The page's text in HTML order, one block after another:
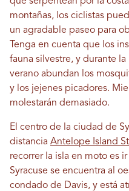
montañas, los ciclistas
un agradable paseo para
Tenga en cuenta que los
fauna silvestre, y durante
verano abundan los
y los jejenes picadores.
molestarán demasiado.
El centro de la ciudad de
distancia Antelope Island
recorrer la isla en moto es
Syracuse se encuentra al
condado de Davis, y está